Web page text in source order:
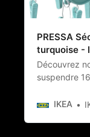
PRESSA
turquoise -
Découvrez
suspendre
facilement
IKEA